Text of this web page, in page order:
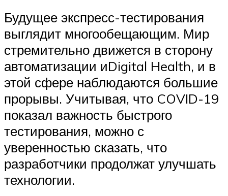
Будущее экспресс-тестирования
выглядит многообещающим. Мир
стремительно движется в сторону
автоматизации иDigital Health, и в
этой сфере наблюдаются большие
прорывы. Учитывая, что COVID-19
показал важность быстрого
тестирования, можно с
уверенностью сказать, что
разработчики продолжат улучшать
технологии.